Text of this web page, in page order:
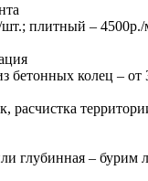
шт.; плитный –
бетонных колец – от
расчистка
глубинная – бурим